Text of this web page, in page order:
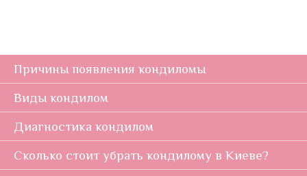
Причины появления кондиломы
Виды кондилом
Диагностика кондилом
Сколько стоит убрать кондилому в Киеве?